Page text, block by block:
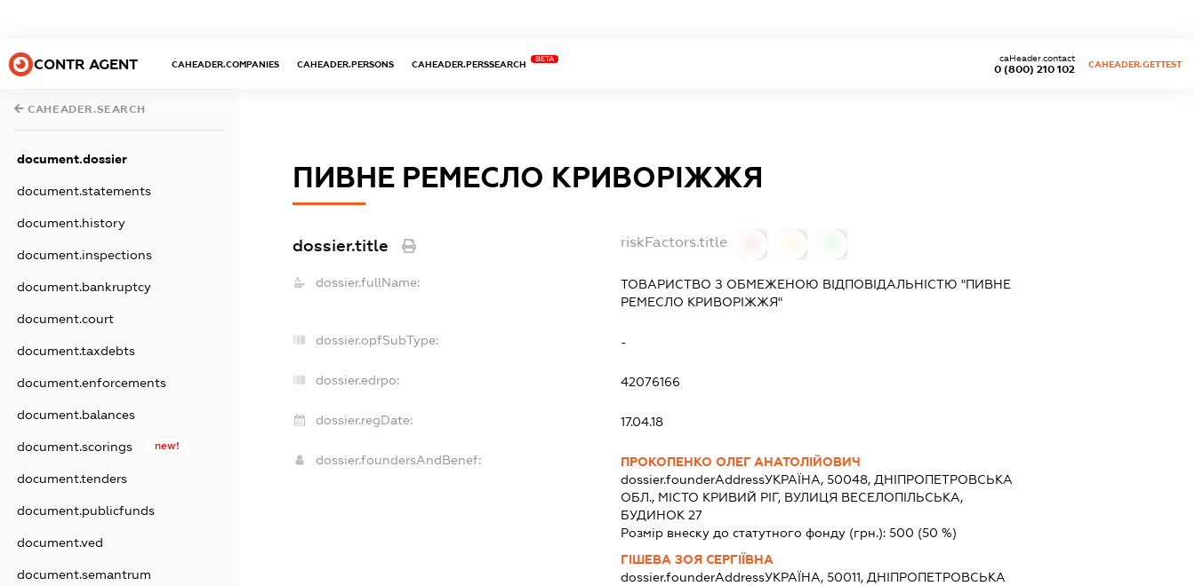
CONTR AGENT CAHEADER.COMPANIES CAHEADER.PERSONS CAHEADER.PERSSEARCH
BETA
0 (800) 210 102
caHeader.contact
CAHEADER.GETTEST
CAHEADER.SEARCH
document.dossier
document.statements
document.history
document.inspections
document.bankruptcy
document.court
document.taxdebts
document.enforcements
document.balances
document.scorings new!
document.tenders
document.publicfunds
document.ved
document.semantrum
ПИВНЕ РЕМЕСЛО КРИВОРІЖЖЯ
dossier.title riskFactors.title
dossier.fullName:
ТОВАРИСТВО З ОБМЕЖЕНОЮ ВІДПОВІДАЛЬНІСТЮ "ПИВНЕ
РЕМЕСЛО КРИВОРІЖЖЯ"
dossier.opfSubType: -
dossier.edrpo: 42076166
dossier.regDate: 17.04.18
dossier.foundersAndBenef:
ПРОКОПЕНКО ОЛЕГ АНАТОЛІЙОВИЧ
dossier.founderAddressУКРАЇНА, 50048, ДНІПРОПЕТРОВСЬКА
ОБЛ., МІСТО КРИВИЙ РІГ, ВУЛИЦЯ ВЕСЕЛОПІЛЬСЬКА,
БУДИНОК 27
Розмір внеску до статутного фонду (грн.):500 (50 %)
ГІШЕВА ЗОЯ СЕРГІЇВНА
dossier.founderAddressУКРАЇНА, 50011, ДНІПРОПЕТРОВСЬКА